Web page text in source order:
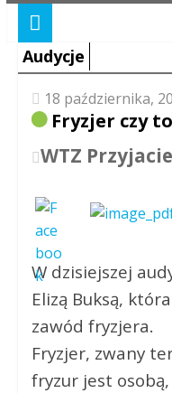
Audycje
18 października,
Fryzjer czy
WTZ
W dzisiejszej
Elizą Buksą,
zawód fryzjera.
Fryzjer, zwany
fryzur jest